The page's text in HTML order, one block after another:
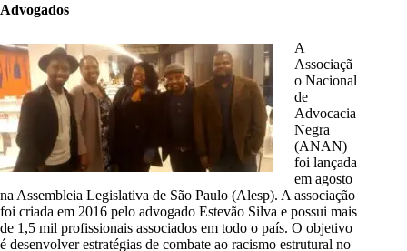
Advogados
A
Associaçã
o Nacional
de
Advocacia
Negra
(ANAN)
foi lançada
em agosto
na Assembleia Legislativa de São Paulo (Alesp). A associação
foi criada em 2016 pelo advogado Estevão Silva e possui mais
de 1,5 mil profissionais associados em todo o país. O objetivo
é desenvolver estratégias de combate ao racismo estrutural no